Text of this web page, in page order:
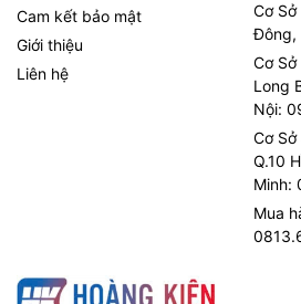
Cam kết bảo mật
Giới thiệu
Liên hệ
Cơ Sở
Đông,
Cơ
Long
Nội:
Cơ
Q.10
Minh:
Mua